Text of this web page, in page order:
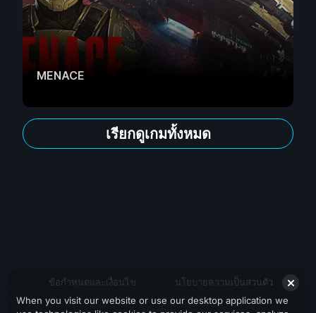
MENACE
เรียกดูเกมทั้งหมด
ข้อกำหนดและเงื่อนไข นโยบายความเป็นส่วนตัว
สนับสนุน
When you visit our website or use our desktop application we